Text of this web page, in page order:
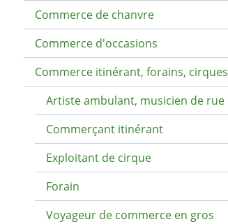
Commerce de chanvre
Commerce d'occasions
Commerce itinérant, forains, cirques
Artiste ambulant, musicien de rue
Commerçant itinérant
Exploitant de cirque
Forain
Voyageur de commerce en gros